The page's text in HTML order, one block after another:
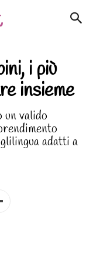
i più
insieme
un valido
adatti a